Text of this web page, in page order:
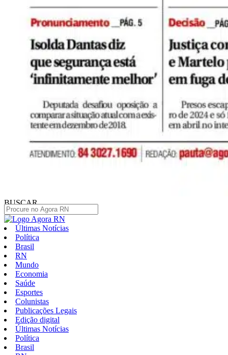
BUSCAR
Últimas Notícias
Política
Brasil
RN
Mundo
Economia
Saúde
Esportes
Colunistas
Publicações Legais
Edição digital
Últimas Notícias
Política
Brasil